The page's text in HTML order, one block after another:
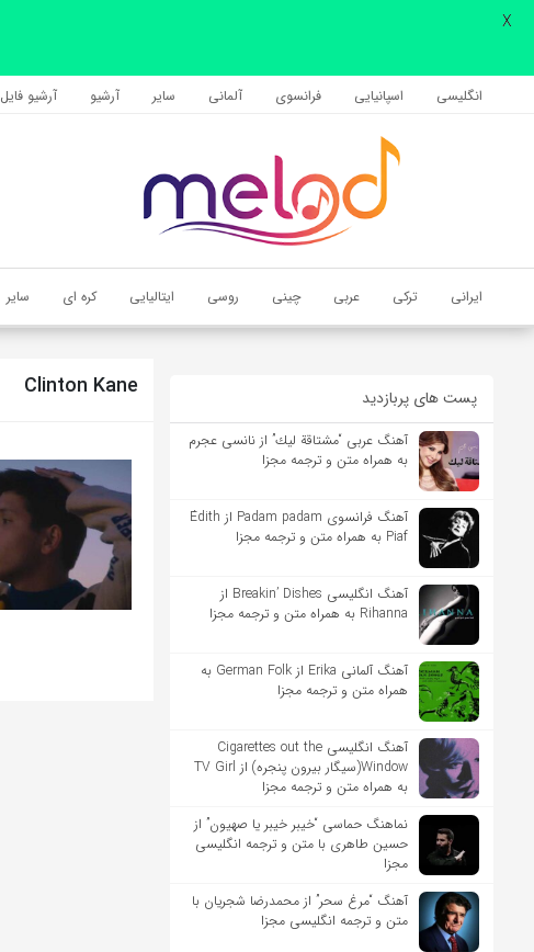
انگلیسی اسپانیایی فرانسوی آلمانی سایر آرشیو آرشیو فایل‌‎ها
ایرانی ترکی عربی چینی روسی ایتالیایی کره ای سایر
اشتراک گذاری
با استفاده از روش‌های زیر می‌توانید این صفحه را با دوستان خود به
کپی لینک
پست های پربازدید
آهنگ عربی “مشتاقة لیك” از نانسی عجرم
به همراه متن و ترجمه مجزا
آهنگ فرانسوی Padam padam از Édith
Piaf به همراه متن و ترجمه مجزا
آهنگ انگلیسی Breakin’ Dishes از
Rihanna به همراه متن و ترجمه مجزا
آهنگ آلمانی Erika از German Folk به
همراه متن و ترجمه مجزا
آهنگ انگلیسی Cigarettes out the
Window(سیگار بیرون پنجره) از TV Girl
به همراه متن و ترجمه مجزا
نماهنگ حماسی “خیبر خیبر یا صهیون” از
حسین طاهری با متن و ترجمه انگلیسی
مجزا
آهنگ “مرغ سحر” از محمدرضا شجریان با
متن و ترجمه انگلیسی مجزا
Clinton Kane
X